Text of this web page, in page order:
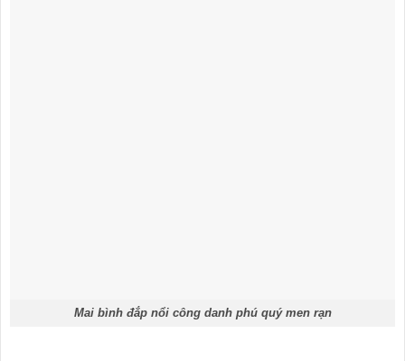
Mai bình đắp nổi công danh phú quý men rạn